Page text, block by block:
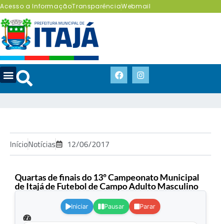
Acesso a InformaçãoTransparênciaWebmail
InícioNotícias 12/06/2017
Quartas de finais do 13º Campeonato Municipal
de Itajá de Futebol de Campo Adulto Masculino
Iniciar Pausar Parar